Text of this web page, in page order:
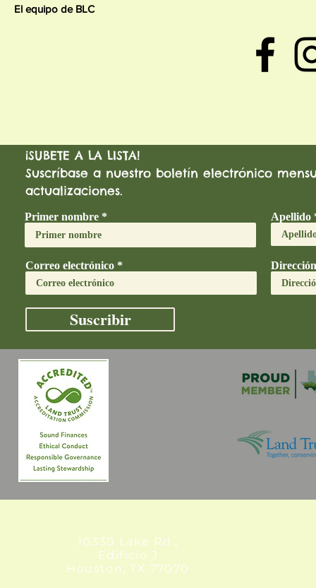
El equipo de BLC
¡SUBETE A LA LISTA!
Suscríbase a nuestro boletín electrónico
actualizaciones.
Primer nombre Apellido
Correo electrónico Dirección
Suscribir
10330 Lake Rd.,
Edificio J
Houston, TX 77070